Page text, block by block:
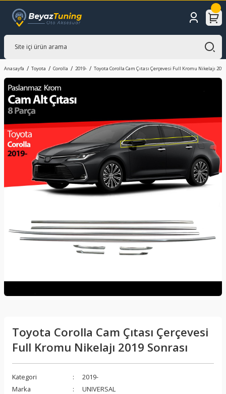
Anasayfa Toyota Corolla 2019- Toyota Corolla Cam Çıtası Çerçevesi Full Kromu Nikelajı
Toyota Corolla Cam Çıtası Çerçevesi
Full Kromu Nikelajı 2019 Sonrası
Kategori
2019-
Marka
UNIVERSAL